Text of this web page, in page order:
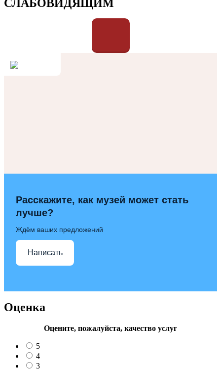
СЛАБОВИДЯЩИМ
Расскажите, как музей может стать
лучше?
Ждём ваших предложений
Написать
Оценка
Оцените, пожалуйста, качество услуг
5
4
3